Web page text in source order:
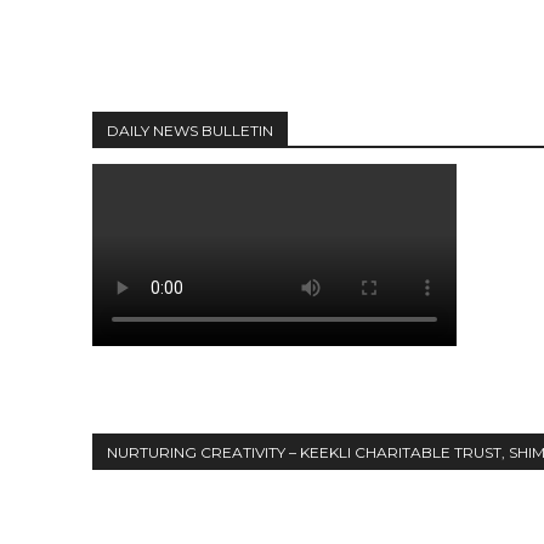
DAILY NEWS BULLETIN
NURTURING CREATIVITY – KEEKLI CHARITABLE TRUST,